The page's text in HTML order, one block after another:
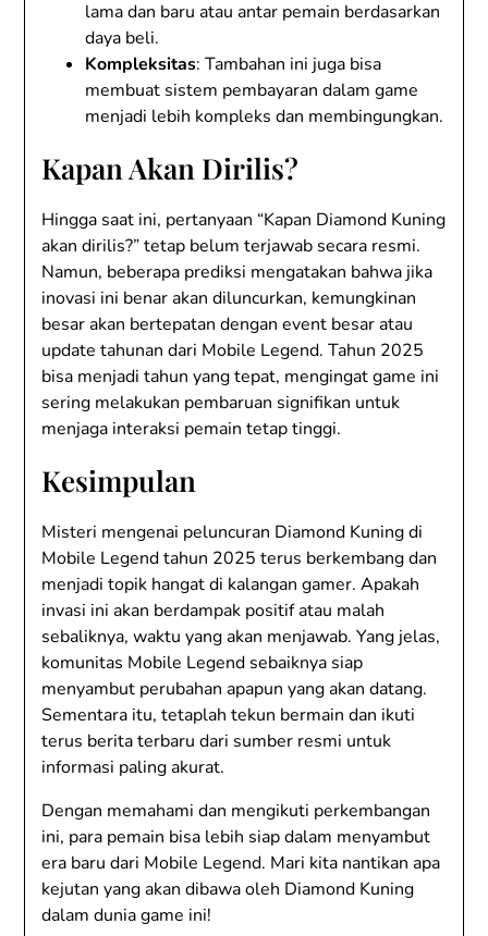
lama dan baru atau antar pemain berdasarkan
daya beli.
Kompleksitas: Tambahan ini juga bisa
membuat sistem pembayaran dalam game
menjadi lebih kompleks dan membingungkan.
Kapan Akan Dirilis?
Hingga saat ini, pertanyaan “Kapan Diamond Kuning
akan dirilis?” tetap belum terjawab secara resmi.
Namun, beberapa prediksi mengatakan bahwa jika
inovasi ini benar akan diluncurkan, kemungkinan
besar akan bertepatan dengan event besar atau
update tahunan dari Mobile Legend. Tahun 2025
bisa menjadi tahun yang tepat, mengingat game ini
sering melakukan pembaruan signifikan untuk
menjaga interaksi pemain tetap tinggi.
Kesimpulan
Misteri mengenai peluncuran Diamond Kuning di
Mobile Legend tahun 2025 terus berkembang dan
menjadi topik hangat di kalangan gamer. Apakah
invasi ini akan berdampak positif atau malah
sebaliknya, waktu yang akan menjawab. Yang jelas,
komunitas Mobile Legend sebaiknya siap
menyambut perubahan apapun yang akan datang.
Sementara itu, tetaplah tekun bermain dan ikuti
terus berita terbaru dari sumber resmi untuk
informasi paling akurat.
Dengan memahami dan mengikuti perkembangan
ini, para pemain bisa lebih siap dalam menyambut
era baru dari Mobile Legend. Mari kita nantikan apa
kejutan yang akan dibawa oleh Diamond Kuning
dalam dunia game ini!